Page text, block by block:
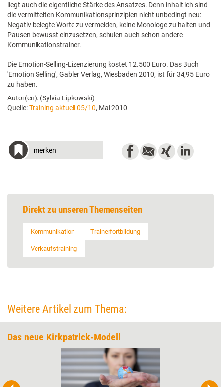
liegt auch die eigentliche Stärke des Ansatzes. Denn inhaltlich sind
die vermittelten Kommunikationsprinzipien nicht unbedingt neu:
Negativ belegte Worte zu vermeiden, keine Monologe zu halten und
Pausen bewusst einzusetzen, schulen auch schon andere
Kommunikationstrainer.
Die Emotion-Selling-Lizenzierung kostet 12.500 Euro. Das Buch
'Emotion Selling', Gabler Verlag, Wiesbaden 2010, ist für 34,95 Euro
zu haben.
Autor(en): (Sylvia Lipkowski)
Quelle:Training aktuell 05/10, Mai 2010
merken
Direkt zu unseren Themenseiten
Kommunikation Trainerfortbildung
Verkaufstraining
Weitere Artikel zum Thema:
Das neue Kirkpatrick-Modell